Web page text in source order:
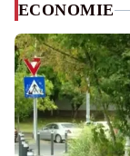
ECONOMIE